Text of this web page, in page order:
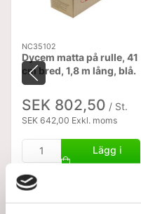
NC35102
Dycem matta på rulle, 41
cm bred, 1,8 m lång, blå.
SEK 802,50 / St.
SEK 642,00 Exkl. moms
Lägg i